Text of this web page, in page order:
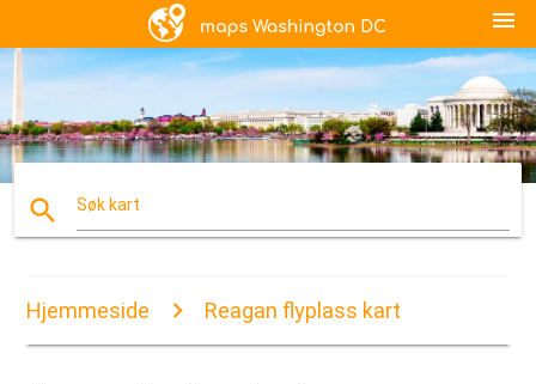
menu
search Søk kart
Hjemmeside Reagan flyplass kart